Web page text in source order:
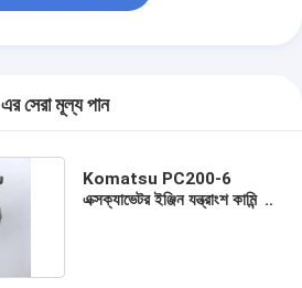
এর সেরা মূল্য পান
Komatsu PC200-6
এক্সক্যাভেটর ইঞ্জিন যন্ত্রাংশ কামিন্স